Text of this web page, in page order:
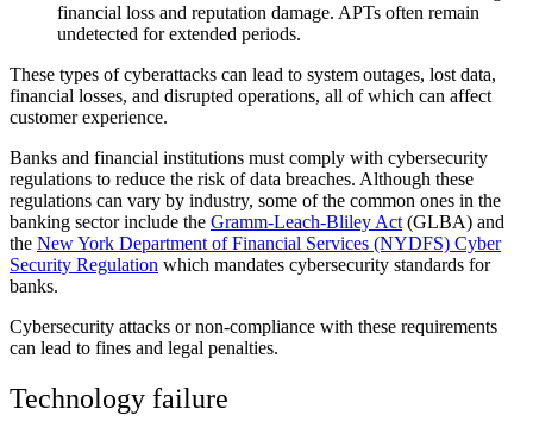
financial loss and reputation damage. APTs often remain
undetected for extended periods.
These types of cyberattacks can lead to system outages, lost data,
financial losses, and disrupted operations, all of which can affect
customer experience.
Banks and financial institutions must comply with cybersecurity
regulations to reduce the risk of data breaches. Although these
regulations can vary by industry, some of the common ones in the
banking sector include the Gramm-Leach-Bliley Act (GLBA) and
the New York Department of Financial Services (NYDFS) Cyber
Security Regulation which mandates cybersecurity standards for
banks.
Cybersecurity attacks or non-compliance with these requirements
can lead to fines and legal penalties.
Technology failure